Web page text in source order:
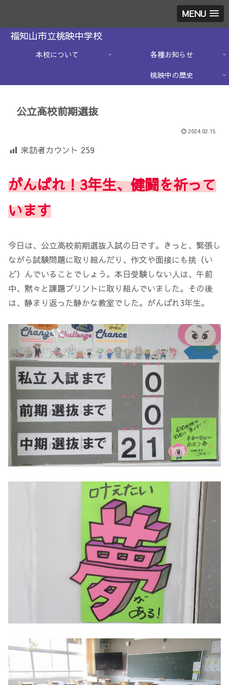
MENU
福知山市立桃映中学校
本校について
各種お知らせ
桃映中の歴史
公立高校前期選抜
2024.02.15
来訪者カウント 259
がんばれ！3年生、健闘を祈って
います
今日は、公立高校前期選抜入試の日です。きっと、緊張し
ながら試験問題に取り組んだり、作文や面接にも挑（い
ど）んでいることでしょう。本日受験しない人は、午前
中、黙々と課題プリントに取り組んでいました。その後
は、静まり返った静かな教室でした。がんばれ3年生。